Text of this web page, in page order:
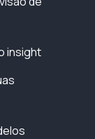
insight